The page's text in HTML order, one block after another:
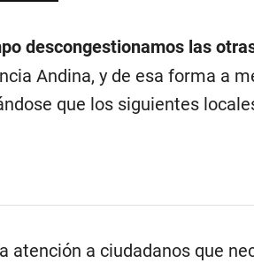
descongestionamos las
Andina, y de esa forma a
que los siguientes
atención a ciudadanos que